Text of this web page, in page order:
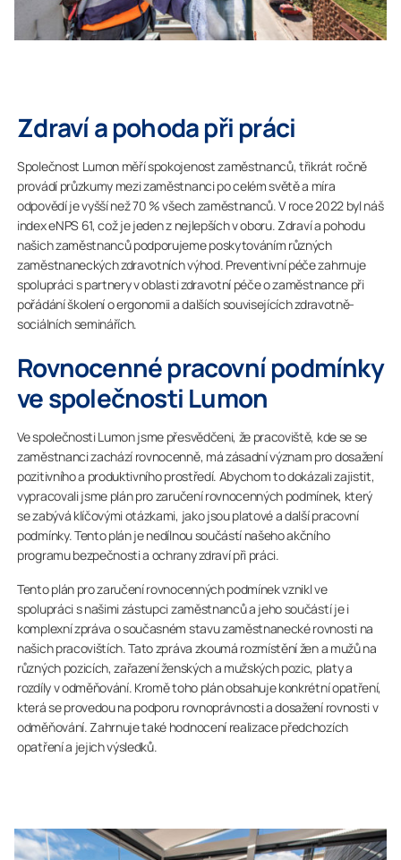
Zdraví a pohoda při práci
Společnost Lumon měří spokojenost zaměstnanců, třikrát ročně
provádí průzkumy mezi zaměstnanci po celém světě a míra
odpovědí je vyšší než 70 % všech zaměstnanců. V roce 2022 byl náš
index eNPS 61, což je jeden z nejlepších v oboru. Zdraví a pohodu
našich zaměstnanců podporujeme poskytováním různých
zaměstnaneckých zdravotních výhod. Preventivní péče zahrnuje
spolupráci s partnery v oblasti zdravotní péče o zaměstnance při
pořádání školení o ergonomii a dalších souvisejících zdravotně-
sociálních seminářích.
Rovnocenné pracovní podmínky
ve společnosti Lumon
Ve společnosti Lumon jsme přesvědčeni, že pracoviště, kde se se
zaměstnanci zachází rovnocenně, má zásadní význam pro dosažení
pozitivního a produktivního prostředí. Abychom to dokázali zajistit,
vypracovali jsme plán pro zaručení rovnocenných podmínek, který
se zabývá klíčovými otázkami, jako jsou platové a další pracovní
podmínky. Tento plán je nedílnou součástí našeho akčního
programu bezpečnosti a ochrany zdraví při práci.
Tento plán pro zaručení rovnocenných podmínek vznikl ve
spolupráci s našimi zástupci zaměstnanců a jeho součástí je i
komplexní zpráva o současném stavu zaměstnanecké rovnosti na
našich pracovištích. Tato zpráva zkoumá rozmístění žen a mužů na
různých pozicích, zařazení ženských a mužských pozic, platy a
rozdíly v odměňování. Kromě toho plán obsahuje konkrétní opatření,
která se provedou na podporu rovnoprávnosti a dosažení rovnosti v
odměňování. Zahrnuje také hodnocení realizace předchozích
opatření a jejich výsledků.